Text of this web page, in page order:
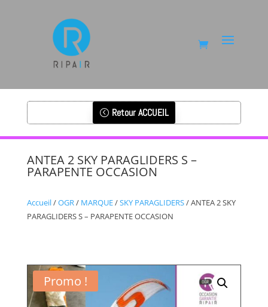
Retour ACCUEIL
ANTEA 2 SKY PARAGLIDERS S –
PARAPENTE OCCASION
Accueil/OGR/ MARQUE/SKY PARAGLIDERS/ ANTEA 2 SKY
PARAGLIDERS S – PARAPENTE OCCASION
Promo !